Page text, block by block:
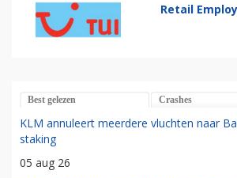
Retail
Best gelezen Crashes
KLM annuleert meerdere vluchten naar
staking
05 aug 26